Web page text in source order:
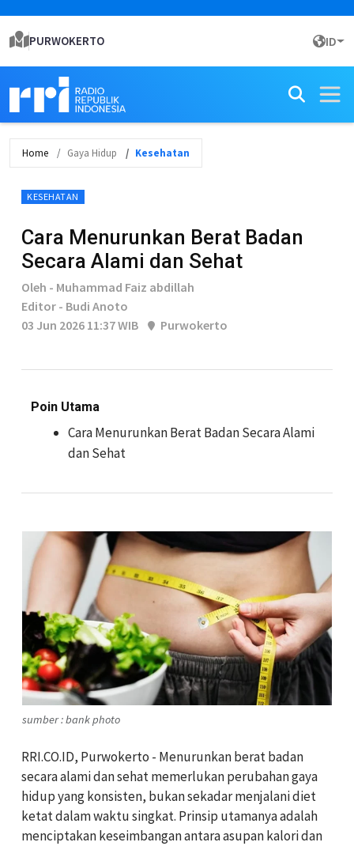
PURWOKERTO ID
Home Gaya Hidup Kesehatan
KESEHATAN
Cara Menurunkan Berat Badan
Secara Alami dan Sehat
Oleh - Muhammad Faiz abdillah
Editor - Budi Anoto
03 Jun 2026 11:37 WIB
Purwokerto
Poin Utama
Cara Menurunkan Berat Badan Secara Alami
dan Sehat
sumber : bank photo
RRI.CO.ID, Purwokerto - Menurunkan berat badan
secara alami dan sehat memerlukan perubahan gaya
hidup yang konsisten, bukan sekadar menjalani diet
ketat dalam waktu singkat. Prinsip utamanya adalah
menciptakan keseimbangan antara asupan kalori dan